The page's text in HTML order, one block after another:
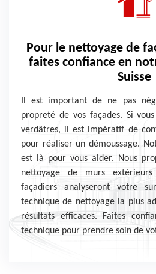
Pour le nettoyage de
faites confiance en
Suisse
Il est important de ne pas
propreté de vos façades. Si
verdâtres, il est impératif de
pour réaliser un démoussage.
est là pour vous aider. Nous
nettoyage de murs
façadiers analyseront votre
technique de nettoyage la plus
résultats efficaces. Faites
technique pour prendre soin de